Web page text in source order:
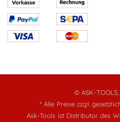
© ASK-
* Alle Preise zzgl.
Ask-Tools ist Distributor des